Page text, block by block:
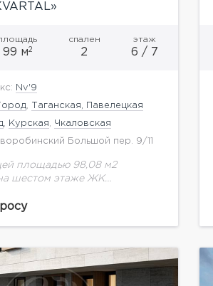
99 м2
спален
2
этаж
6 / 7
Nv'9
Таганская, Павелецкая
Курская Чкаловская
Большой пер. 9/11
площадью 98,08 м2
шестом этаже ЖК
современным,
элементы, окна